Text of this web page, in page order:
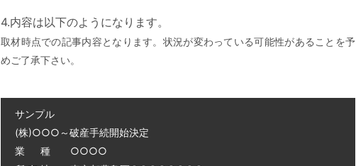
4.内容は以下のようになります。
取材時点での記事内容となります。状況が変わっている可能性があることを予
めご了承下さい。
サンプル
(株)○○○～破産手続開始決定
業 種 ○○○○